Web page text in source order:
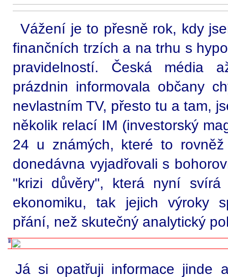
Vážení je to přesně rok, kdy
finančních trzích a na trhu s
pravidelností. Česká média
prázdnin informovala občany
nevlastním TV, přesto tu a tam,
několik relací IM (investorský
24 u známých, které to
donedávna vyjadřovali s
"krizi důvěry", která nyní svírá
ekonomiku, tak jejich výroky
přání, než skutečný analytický
Já si opatřuji informace jinde